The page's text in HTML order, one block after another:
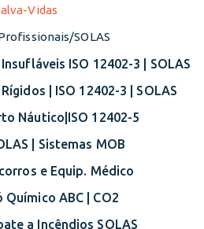
Vidas
SOLAS
ISO 12402-3 | SOLAS
| ISO 12402-3 | SOLAS
Náutico|ISO 12402-5
| Sistemas MOB
e Equip. Médico
Químico ABC | CO2
a Incêndios SOLAS